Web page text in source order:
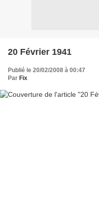
20 Février 1941
Publié le 20/02/2008 à 00:47
Par Fix